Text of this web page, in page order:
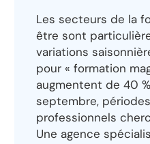
Les secteurs de la
être sont
variations
pour « formation
augmentent de 40
septembre,
professionnels
Une agence